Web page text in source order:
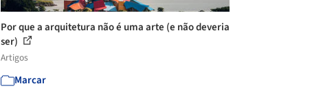
Por que a arquitetura não é uma arte (e não deveria
ser)
Artigos
Marcar